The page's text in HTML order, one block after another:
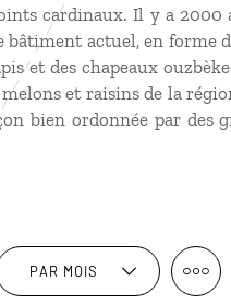
cardinaux. Il y a 2000
actuel, en forme
et des chapeaux
et raisins de la
bien ordonnée par
PAR MOIS